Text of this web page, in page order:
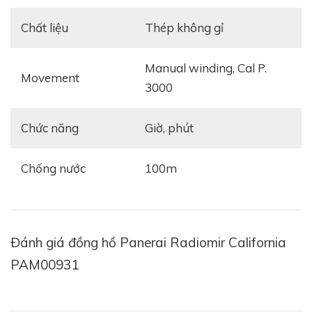
Tham khảo:
Chất liệu thép không gỉ
Movement
manual winding, Cal P.
3000
Chức năng giờ, phút
Chống nước 100m
Đánh giá đồng hồ Panerai Radiomir California
PAM00931